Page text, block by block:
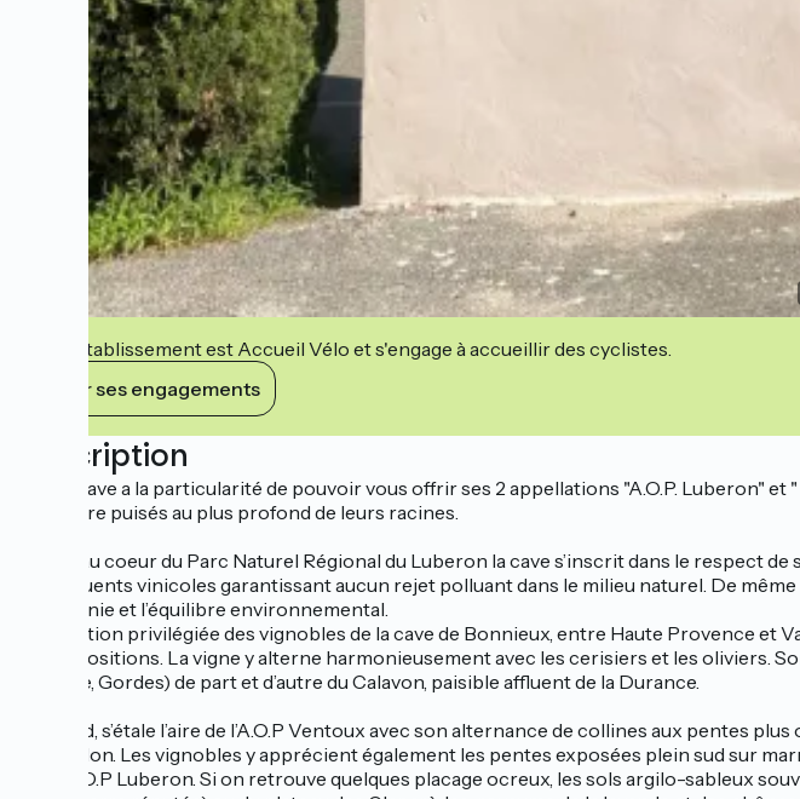
Cet établissement est Accueil Vélo et s'engage à accueillir des cyclistes.
Voir ses engagements
Description
Notre cave a la particularité de pouvoir vous offrir ses 2 appellations "A.O.P. Luberon"
caractère puisés au plus profond de leurs racines.
Située au coeur du Parc Naturel Régional du Luberon la cave s’inscrit dans le respect
des effluents vinicoles garantissant aucun rejet polluant dans le milieu naturel. De
l’harmonie et l’équilibre environnemental.
La situation privilégiée des vignobles de la cave de Bonnieux, entre Haute Provence
des expositions. La vigne y alterne harmonieusement avec les cerisiers et les
Lacoste, Gordes) de part et d’autre du Calavon, paisible affluent de la Durance.
Au Nord, s’étale l’aire de l’A.O.P Ventoux avec son alternance de collines aux pentes
Roussillon. Les vignobles y apprécient également les pentes exposées plein sud sur
l’aire A.O.P Luberon. Si on retrouve quelques placage ocreux, les sols argilo-sableux